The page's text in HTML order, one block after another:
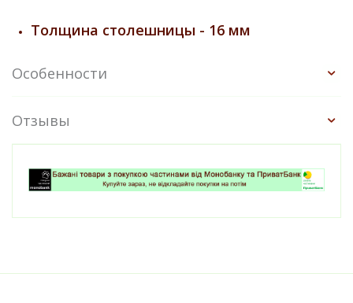
Толщина столешницы - 16 мм
Особенности
Отзывы